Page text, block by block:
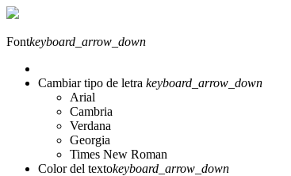
Fontkeyboard_arrow_down
Cambiar tipo de letra keyboard_arrow_down
Arial
Cambria
Verdana
Georgia
Times New Roman
Color del textokeyboard_arrow_down